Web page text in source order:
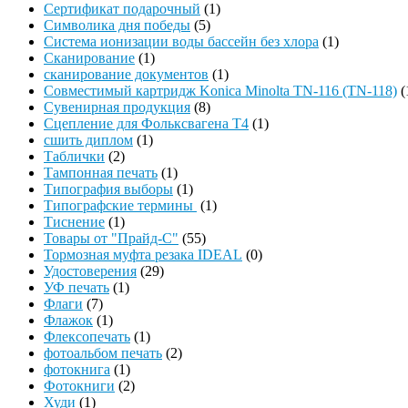
Сертификат подарочный (1)
Символика дня победы (5)
Система ионизации воды бассейн без хлора (1)
Сканирование (1)
сканирование документов (1)
Совместимый картридж Konica Minolta TN-116 (TN-118)
Сувенирная продукция (8)
Сцепление для Фольксвагена Т4 (1)
сшить диплом (1)
Таблички (2)
Тампонная печать (1)
Типография выборы (1)
Типографские термины (1)
Тиснение (1)
Товары от "Прайд-С" (55)
Тормозная муфта резака IDEAL (0)
Удостоверения (29)
УФ печать (1)
Флаги (7)
Флажок (1)
Флексопечать (1)
фотоальбом печать (2)
фотокнига (1)
Фотокниги (2)
Худи (1)